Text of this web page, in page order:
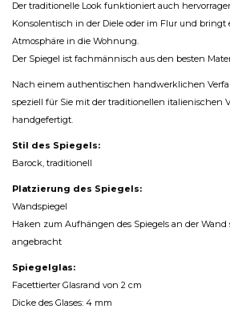
Der traditionelle Look funktioniert auch
Konsolentisch in der Diele oder im Flur und bringt
Atmosphäre in die Wohnung.
Der Spiegel ist fachmännisch aus den besten
Nach einem authentischen handwerklichen
speziell für Sie mit der traditionellen italienischen
handgefertigt.
Stil des Spiegels:
Barock, traditionell
Platzierung des Spiegels:
Wandspiegel
Haken zum Aufhängen des Spiegels an der
angebracht
Spiegelglas:
Facettierter Glasrand von 2 cm
Dicke des Glases: 4 mm